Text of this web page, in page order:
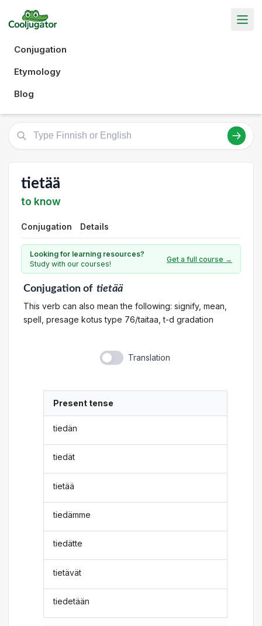
Conjugation
Etymology
Blog
tietää
to know
Conjugation Details
Looking for learning resources?
Study with our courses!
Get a full course →
Conjugationof tietää
This verb can also mean the following: signify, mean,
spell, presage kotus type 76/taitaa, t-d gradation
Translation
Present tense
tiedän
tiedät
tietää
tiedämme
tiedätte
tietävät
tiedetään